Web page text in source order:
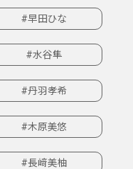
#早田ひな
#水谷隼
#丹羽孝希
#木原美悠
#長﨑美柚